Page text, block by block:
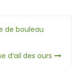
de bouleau
d’ail des ours